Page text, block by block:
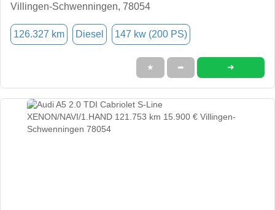
Villingen-Schwenningen, 78054
126.327 km Diesel 147 kw (200 PS)
★ ➦ ➜